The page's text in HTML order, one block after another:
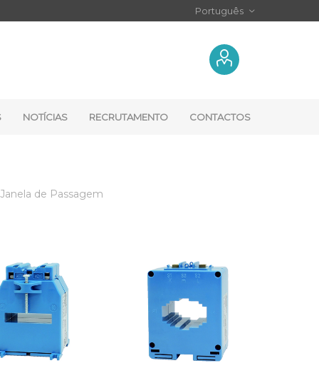
NOTÍCIAS RECRUTAMENTO CONTACTOS
Janela de Passagem